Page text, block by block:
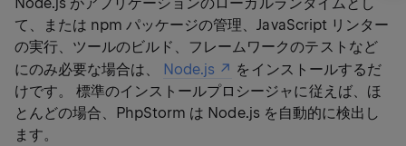
て、または npm パッケージの管理、JavaScript リンター
の実行、ツールのビルド、フレームワークのテストなど
にのみ必要な場合は、 Node.js
をインストールするだ
けです。 標準のインストールプロシージャに従えば、ほ
とんどの場合、PhpStorm は Node.js を自動的に検出し
ます。